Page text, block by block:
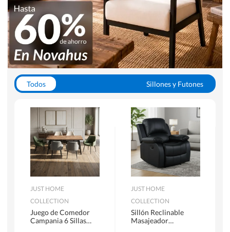
Todos
Sillones y Futones
Escritorios y Sillas PC
Racks y Muebles TV
Alfombras
JUST HOME
COLLECTION
Juego de Comedor
Campania 6 Sillas
JUST HOME
COLLECTION
Sillón Reclinable
Masajeador